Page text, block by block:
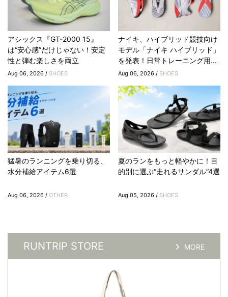
アシックス『GT-2000 15』
は“安心感”だけじゃない！安定
性と弾む楽しさを両立
Aug 06, 2026 / SHOES
ナイキ、ハイブリッド競技向け
モデル「ナイキ ハイブリッド」
を発表！日常トレーニング用...
Aug 06, 2026 / SHOES
猛暑のランニングを乗り切る、
水分補給アイテム6選
Aug 06, 2026 / OTHER
夏のランをもっと軽やかに！目
的別に選ぶ“走れるサンダル”4選
Aug 05, 2026 / SHOES
RUNTRIP STORE MORE